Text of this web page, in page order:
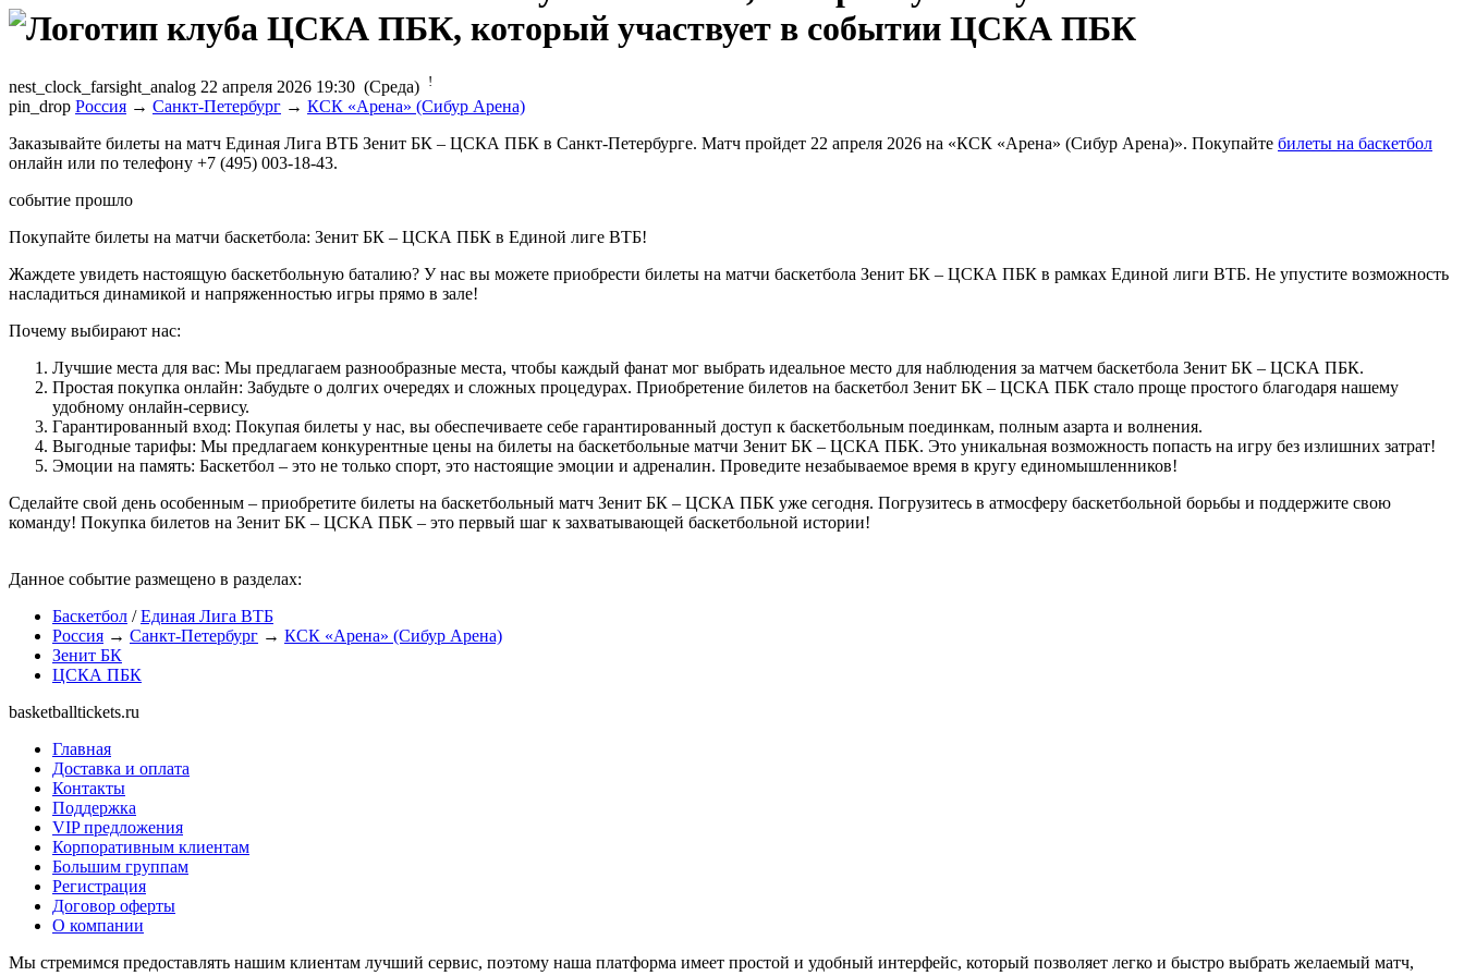
ЦСКА ПБК
nest_clock_farsight_analog 22 апреля 2026 19:30 (Среда) !
pin_drop Россия → Санкт-Петербург → КСК «Арена» (Сибур Арена)
Заказывайте билеты на матч Единая Лига ВТБ Зенит БК – ЦСКА ПБК в Санкт-Петербурге. Матч пройдет 22 апреля 2026 на «КСК «Арена» (Сибур Арена)». Покупайте билеты на баскетбол
онлайн или по телефону +7 (495) 003-18-43.
событие прошло
Покупайте билеты на матчи баскетбола: Зенит БК – ЦСКА ПБК в Единой лиге ВТБ!
Жаждете увидеть настоящую баскетбольную баталию? У нас вы можете приобрести билеты на матчи баскетбола Зенит БК – ЦСКА ПБК в рамках Единой лиги ВТБ. Не упустите возможность
насладиться динамикой и напряженностью игры прямо в зале!
Почему выбирают нас:
Лучшие места для вас: Мы предлагаем разнообразные места, чтобы каждый фанат мог выбрать идеальное место для наблюдения за матчем баскетбола Зенит БК – ЦСКА ПБК.
Простая покупка онлайн: Забудьте о долгих очередях и сложных процедурах. Приобретение билетов на баскетбол Зенит БК – ЦСКА ПБК стало проще простого благодаря нашему
удобному онлайн-сервису.
Гарантированный вход: Покупая билеты у нас, вы обеспечиваете себе гарантированный доступ к баскетбольным поединкам, полным азарта и волнения.
Выгодные тарифы: Мы предлагаем конкурентные цены на билеты на баскетбольные матчи Зенит БК – ЦСКА ПБК. Это уникальная возможность попасть на игру без излишних затрат!
Эмоции на память: Баскетбол – это не только спорт, это настоящие эмоции и адреналин. Проведите незабываемое время в кругу единомышленников!
Сделайте свой день особенным – приобретите билеты на баскетбольный матч Зенит БК – ЦСКА ПБК уже сегодня. Погрузитесь в атмосферу баскетбольной борьбы и поддержите свою
команду! Покупка билетов на Зенит БК – ЦСКА ПБК – это первый шаг к захватывающей баскетбольной истории!
Данное событие размещено в разделах:
Баскетбол /Единая Лига ВТБ
Россия → Санкт-Петербург → КСК «Арена» (Сибур Арена)
Зенит БК
ЦСКА ПБК
basketballtickets.ru
Главная
Доставка и оплата
Контакты
Поддержка
VIP предложения
Корпоративным клиентам
Большим группам
Регистрация
Договор оферты
О компании
Мы стремимся предоставлять нашим клиентам лучший сервис, поэтому наша платформа имеет простой и удобный интерфейс, который позволяет легко и быстро выбрать желаемый матч,